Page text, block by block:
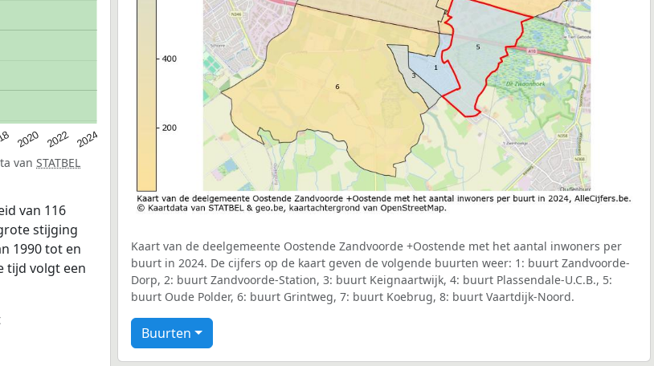
2020 2022 2024
van STATBEL
van 116
stijging
1990 tot en
tijd volgt een
Kaart van de deelgemeente Oostende Zandvoorde +Oostende met het aantal inwoners per
buurt in 2024. De cijfers op de kaart geven de volgende buurten weer: 1: buurt Zandvoorde-
Dorp, 2: buurt Zandvoorde-Station, 3: buurt Keignaartwijk, 4: buurt Plassendale-U.C.B., 5:
buurt Oude Polder, 6: buurt Grintweg, 7: buurt Koebrug, 8: buurt Vaartdijk-Noord.
Buurten